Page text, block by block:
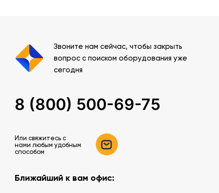
Звоните нам сейчас, чтобы закрыть
вопрос с поиском оборудования уже
сегодня
8 (800) 500-69-75
Или свяжитесь c
нами любым удобным
способом
Ближайший к вам офис: